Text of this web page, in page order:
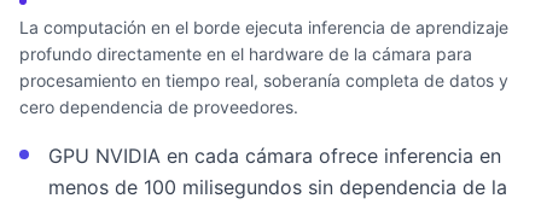
La computación en el borde ejecuta inferencia de aprendizaje
profundo directamente en el hardware de la cámara para
procesamiento en tiempo real, soberanía completa de datos y
cero dependencia de proveedores.
GPU NVIDIA en cada cámara ofrece inferencia en
menos de 100 milisegundos sin dependencia de la